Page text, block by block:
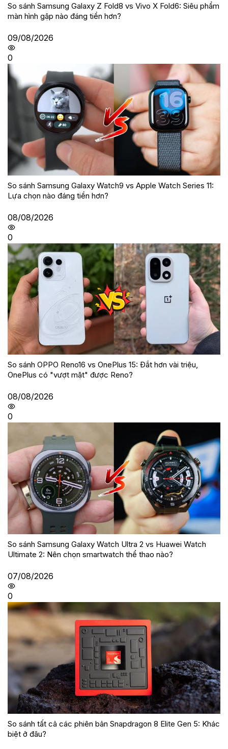
So sánh Samsung Galaxy Z Fold8 vs Vivo X Fold6: Siêu phẩm
màn hình gập nào đáng tiền hơn?
09/08/2026
0
So sánh Samsung Galaxy Watch9 vs Apple Watch Series 11:
Lựa chọn nào đáng tiền hơn?
08/08/2026
0
So sánh OPPO Reno16 vs OnePlus 15: Đắt hơn vài triệu,
OnePlus có "vượt mặt" được Reno?
08/08/2026
0
So sánh Samsung Galaxy Watch Ultra 2 vs Huawei Watch
Ultimate 2: Nên chọn smartwatch thể thao nào?
07/08/2026
0
So sánh tất cả các phiên bản Snapdragon 8 Elite Gen 5: Khác
biệt ở đâu?